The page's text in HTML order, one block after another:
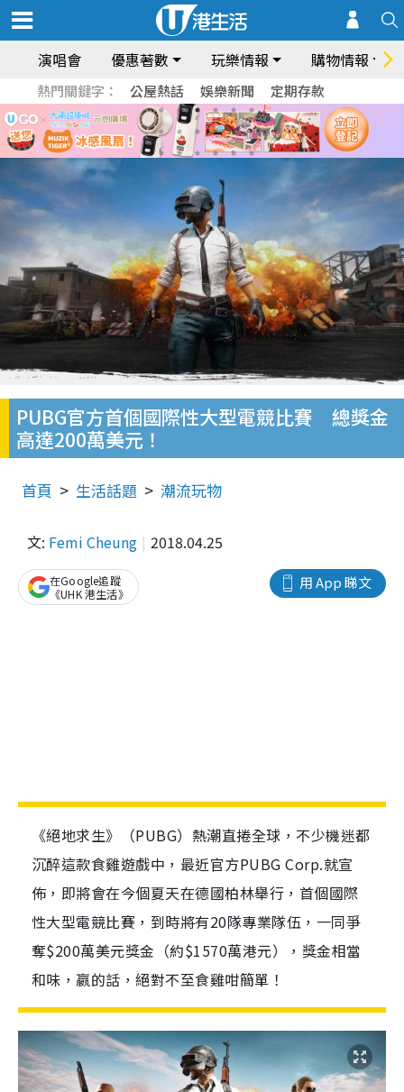
演唱會 優惠著數 玩樂情報 購物情報
熱門關鍵字： 公屋熱話 娛樂新聞 定期存款
PUBG官方首個國際性大型電競比賽 總獎金
高達200萬美元！
首頁 生活話題 潮流玩物
文: Femi Cheung 2018.04.25
用 App 睇文
在Google追蹤
《UHK 港生活》
《絕地求生》（PUBG）熱潮直捲全球，不少機迷都
沉醉這款食雞遊戲中，最近官方PUBG Corp.就宣
佈，即將會在今個夏天在德國柏林舉行，首個國際
性大型電競比賽，到時將有20隊專業隊伍，一同爭
奪$200萬美元獎金（約$1570萬港元），獎金相當
和味，嬴的話，絕對不至食雞咁簡單！